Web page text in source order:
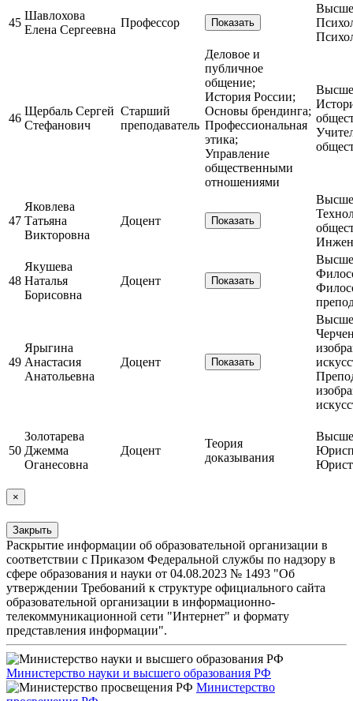
45
Шавлохова
Елена Сергеевна
Профессор Показать
46
Щербаль Сергей
Стефанович
Старший
преподаватель
Деловое и
публичное
общение;
История России;
Основы брендинга;
Профессиональная
этика;
Управление
общественными
отношениями
47
Яковлева
Татьяна
Викторовна
Доцент Показать
48
Якушева
Наталья
Борисовна
Доцент Показать
49
Ярыгина
Анастасия
Анатольевна
Доцент Показать
50
Золотарева
Джемма
Оганесовна
Доцент
Теория
доказывания
Юрист
×
Закрыть
Раскрытие информации об образовательной организации в
соответствии с Приказом Федеральной службы по надзору в
сфере образования и науки от 04.08.2023 № 1493 "Об
утверждении Требований к структуре официального сайта
образовательной организации в информационно-
телекоммуникационной сети "Интернет" и формату
представления информации".
Министерство науки и высшего образования РФ
Министерство